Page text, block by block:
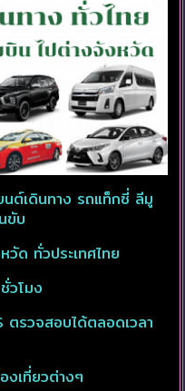
นต์เดินทาง รถแท็กซี่ ลีมู
ขับ
ด ทั่วประเทศไทย
วโมง
รวจสอบได้ตลอดเวลา
งเที่ยวต่างๆ